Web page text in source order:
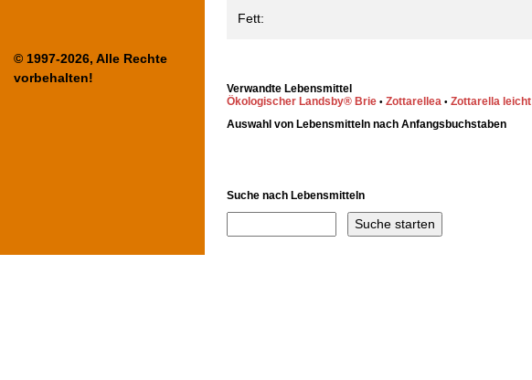
© 1997-2026, Alle Rechte
vorbehalten!
Fett:
Verwandte Lebensmittel
Ökologischer Landsby® Brie • Zottarellea • Zottarella leicht
Auswahl von Lebensmitteln nach Anfangsbuchstaben
Suche nach Lebensmitteln